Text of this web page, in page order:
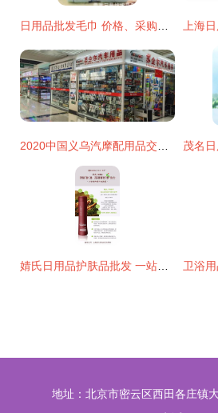
地址：北京市密云区西田各庄镇